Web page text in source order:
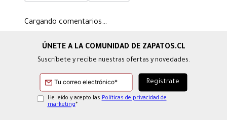
Cargando comentarios…
Suscríbete y recibe nuestras ofertas y novedades.
He leído y acepto las Políticas de privacidad de
marketing*